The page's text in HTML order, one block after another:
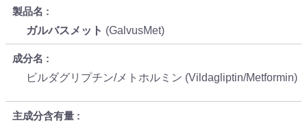
製品名
ガルバスメット (GalvusMet)
成分名
ビルダグリプチン/メトホルミン (Vildagliptin/Metformin)
主成分含有量